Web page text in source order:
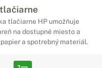
tlačiarne HP umožňuje
na dostupné miesto a
a spotrebný materiál.